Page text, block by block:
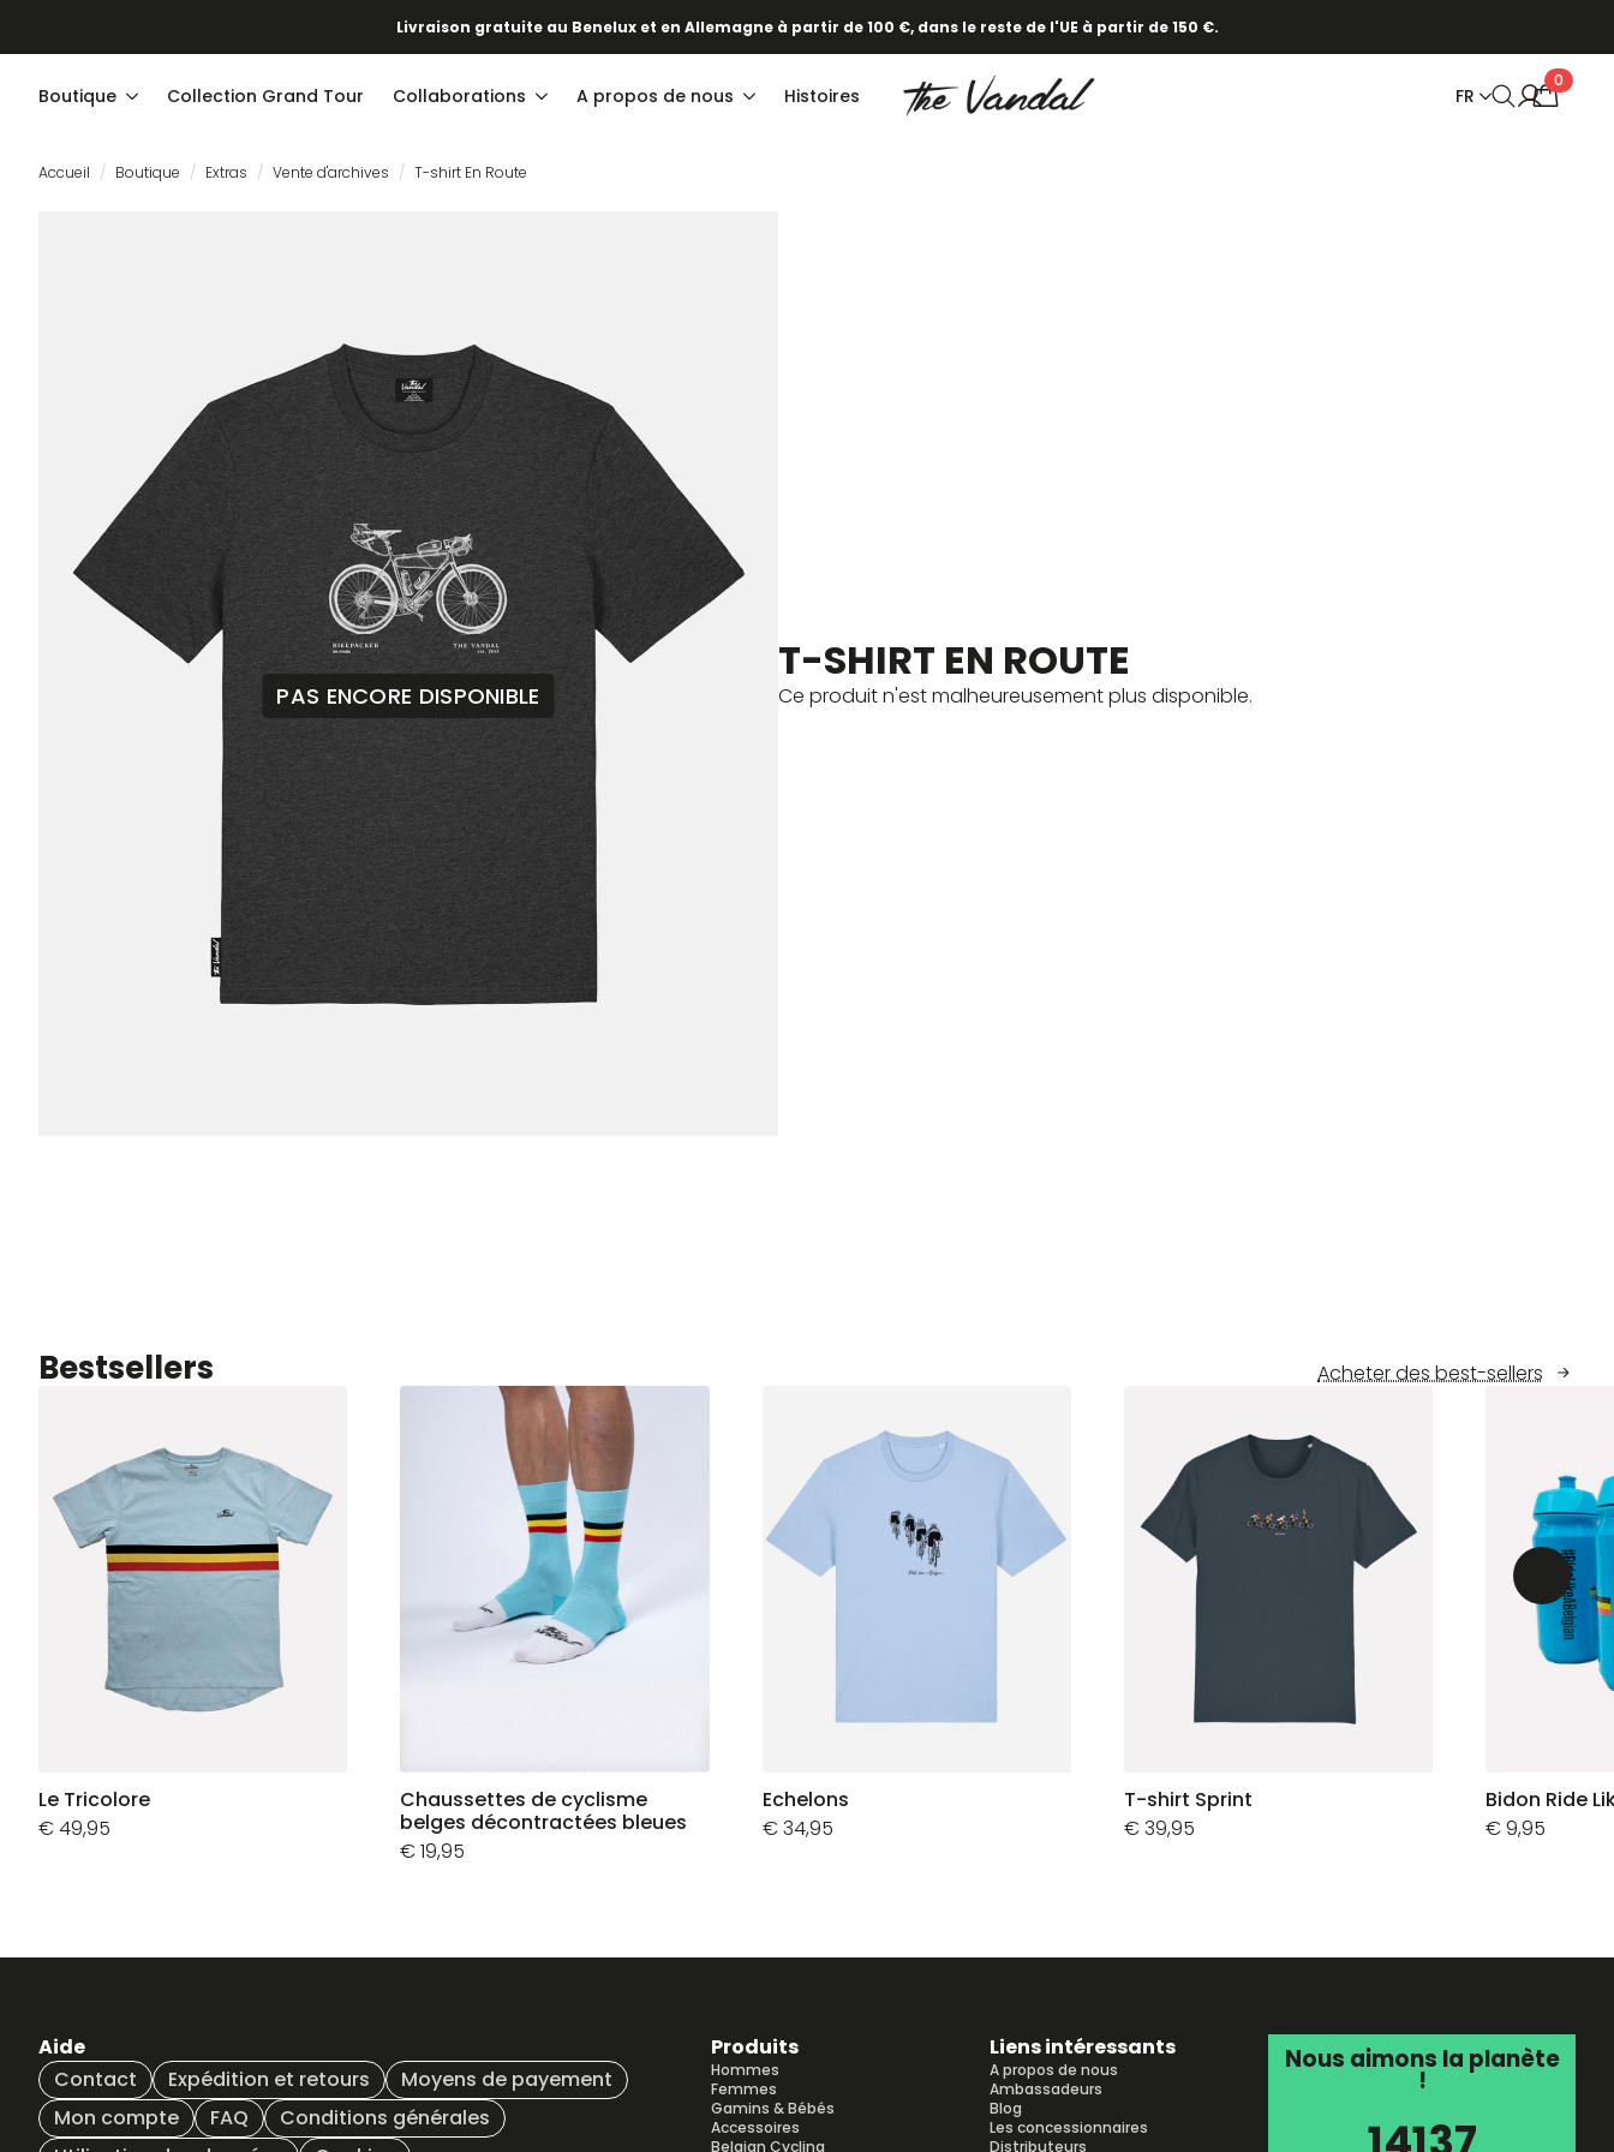
Livraison gratuite au Benelux et en Allemagne à partir de 100 €, dans le reste de l'UE à partir de 150 €.
Boutique Collection Grand Tour Collaborations A propos de nous Histoires FR
0
Accueil Boutique Extras Vente d'archives T-shirt En Route
PAS ENCORE DISPONIBLE
T-SHIRT EN ROUTE
Ce produit n'est malheureusement plus disponible.
Bestsellers Acheter des best-sellers
Le Tricolore
€49,95
Chaussettes de cyclisme
belges décontractées bleues
€19,95
Echelons
€34,95
T-shirt Sprint
€39,95
Bidon Ride
€9,95
Aide
Contact
Expédition et retours
Moyens de payement
Mon compte
FAQ
Conditions générales
Produits
Hommes
Femmes
Gamins & Bébés
Accessoires
Belgian Cycling
Liens intéressants
A propos de nous
Ambassadeurs
Blog
Les concessionnaires
Distributeurs
Nous aimons la planète
!